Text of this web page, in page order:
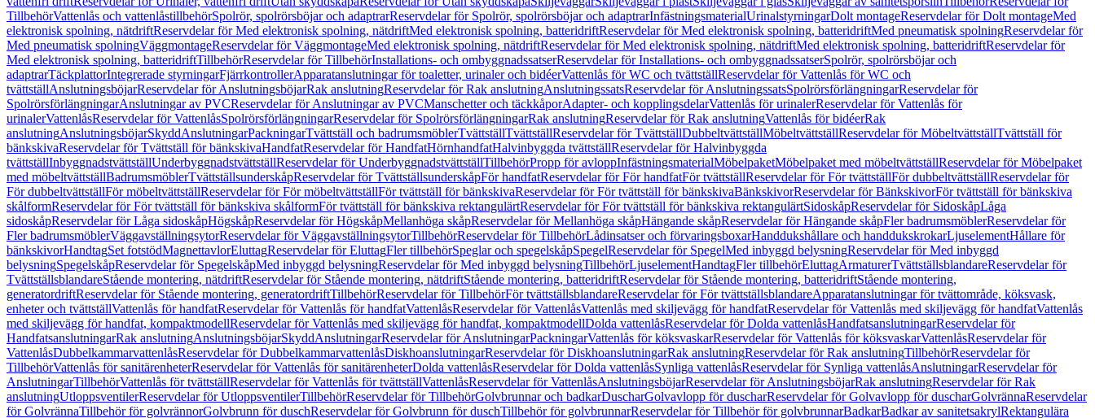
TillbehörVattenlås och vattenlåstillbehörSpolrör, spolrörsböjar och adaptrarReservdelar för Spolrör, spolrörsböjar och adaptrarInfästningsmaterialUrinalstyrningarDolt montageReservdelar för Dolt montageMed
elektronisk spolning, nätdriftReservdelar för Med elektronisk spolning, nätdriftMed elektronisk spolning, batteridriftReservdelar för Med elektronisk spolning, batteridriftMed pneumatisk spolningReservdelar för
Med pneumatisk spolningVäggmontageReservdelar för VäggmontageMed elektronisk spolning, nätdriftReservdelar för Med elektronisk spolning, nätdriftMed elektronisk spolning, batteridriftReservdelar för
Med elektronisk spolning, batteridriftTillbehörReservdelar för TillbehörInstallations- och ombyggnadssatserReservdelar för Installations- och ombyggnadssatserSpolrör, spolrörsböjar och
adaptrarTäckplattorIntegrerade styrningarFjärrkontrollerApparatanslutningar för toaletter, urinaler och bidéerVattenlås för WC och tvättställReservdelar för Vattenlås för WC och
tvättställAnslutningsböjarReservdelar för AnslutningsböjarRak anslutningReservdelar för Rak anslutningAnslutningssatsReservdelar för AnslutningssatsSpolrörsförlängningarReservdelar för
SpolrörsförlängningarAnslutningar av PVCReservdelar för Anslutningar av PVCManschetter och täckkåporAdapter- och kopplingsdelarVattenlås för urinalerReservdelar för Vattenlås för
urinalerVattenlåsReservdelar för VattenlåsSpolrörsförlängningarReservdelar för SpolrörsförlängningarRak anslutningReservdelar för Rak anslutningVattenlås för bidéerRak
anslutningAnslutningsböjarSkyddAnslutningarPackningarTvättställ och badrumsmöblerTvättställTvättställReservdelar för TvättställDubbeltvättställMöbeltvättställReservdelar för MöbeltvättställTvättställ för
bänkskivaReservdelar för Tvättställ för bänkskivaHandfatReservdelar för HandfatHörnhandfatHalvinbyggda tvättställReservdelar för Halvinbyggda
tvättställInbyggnadstvättställUnderbyggnadstvättställReservdelar för UnderbyggnadstvättställTillbehörPropp för avloppInfästningsmaterialMöbelpaketMöbelpaket med möbeltvättställReservdelar för Möbelpaket
med möbeltvättställBadrumsmöblerTvättställsunderskåpReservdelar för TvättställsunderskåpFör handfatReservdelar för För handfatFör tvättställReservdelar för För tvättställFör dubbeltvättställReservdelar för
För dubbeltvättställFör möbeltvättställReservdelar för För möbeltvättställFör tvättställ för bänkskivaReservdelar för För tvättställ för bänkskivaBänkskivorReservdelar för BänkskivorFör tvättställ för bänkskiva
skålformReservdelar för För tvättställ för bänkskiva skålformFör tvättställ för bänkskiva rektangulärtReservdelar för För tvättställ för bänkskiva rektangulärtSidoskåpReservdelar för SidoskåpLåga
sidoskåpReservdelar för Låga sidoskåpHögskåpReservdelar för HögskåpMellanhöga skåpReservdelar för Mellanhöga skåpHängande skåpReservdelar för Hängande skåpFler badrumsmöblerReservdelar för
Fler badrumsmöblerVäggavställningsytorReservdelar för VäggavställningsytorTillbehörReservdelar för TillbehörLådinsatser och förvaringsboxarHanddukshållare och handdukskrokarLjuselementHållare för
bänkskivorHandtagSet fotstödMagnettavlorEluttagReservdelar för EluttagFler tillbehörSpeglar och spegelskåpSpegelReservdelar för SpegelMed inbyggd belysningReservdelar för Med inbyggd
belysningSpegelskåpReservdelar för SpegelskåpMed inbyggd belysningReservdelar för Med inbyggd belysningTillbehörLjuselementHandtagFler tillbehörEluttagArmaturerTvättställsblandareReservdelar för
TvättställsblandareStående montering, nätdriftReservdelar för Stående montering, nätdriftStående montering, batteridriftReservdelar för Stående montering, batteridriftStående montering,
generatordriftReservdelar för Stående montering, generatordriftTillbehörReservdelar för TillbehörFör tvättställsblandareReservdelar för För tvättställsblandareApparatanslutningar för tvättområde, köksvask,
enheter och tvättställVattenlås för handfatReservdelar för Vattenlås för handfatVattenlåsReservdelar för VattenlåsVattenlås med skiljevägg för handfatReservdelar för Vattenlås med skiljevägg för handfatVattenlås
med skiljevägg för handfat, kompaktmodellReservdelar för Vattenlås med skiljevägg för handfat, kompaktmodellDolda vattenlåsReservdelar för Dolda vattenlåsHandfatsanslutningarReservdelar för
HandfatsanslutningarRak anslutningAnslutningsböjarSkyddAnslutningarReservdelar för AnslutningarPackningarVattenlås för köksvaskarReservdelar för Vattenlås för köksvaskarVattenlåsReservdelar för
VattenlåsDubbelkammarvattenlåsReservdelar för DubbelkammarvattenlåsDiskhoanslutningarReservdelar för DiskhoanslutningarRak anslutningReservdelar för Rak anslutningTillbehörReservdelar för
TillbehörVattenlås för sanitärenheterReservdelar för Vattenlås för sanitärenheterDolda vattenlåsReservdelar för Dolda vattenlåsSynliga vattenlåsReservdelar för Synliga vattenlåsAnslutningarReservdelar för
AnslutningarTillbehörVattenlås för tvättställReservdelar för Vattenlås för tvättställVattenlåsReservdelar för VattenlåsAnslutningsböjarReservdelar för AnslutningsböjarRak anslutningReservdelar för Rak
anslutningUtloppsventilerReservdelar för UtloppsventilerTillbehörReservdelar för TillbehörGolvbrunnar och badkarDuscharGolvavlopp för duscharReservdelar för Golvavlopp för duscharGolvrännaReservdelar
för GolvrännaTillbehör för golvrännorGolvbrunn för duschReservdelar för Golvbrunn för duschTillbehör för golvbrunnarReservdelar för Tillbehör för golvbrunnarBadkarBadkar av sanitetsakrylRektangulära